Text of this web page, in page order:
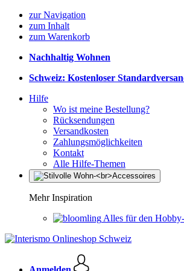
zur Navigation
zum Inhalt
zum Warenkorb
Nachhaltig Wohnen
Schweiz: Kostenloser
Hilfe
Wo ist meine Bestellung?
Rücksendungen
Versandkosten
Zahlungsmöglichkeiten
Kontakt
Alle Hilfe-Themen
Mehr Inspiration
Alles für den